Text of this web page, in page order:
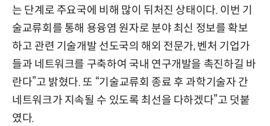
는 단계로 주요국에 비해 많이 뒤처진 상태이다. 이번 기
술교류회를 통해 용융염 원자로 분야 최신 정보를 확보
하고 관련 기술개발 선도국의 해외 전문가, 벤처 기업가
들과 네트워크를 구축하여 국내 연구개발을 촉진하길 바
란다”고 밝혔다. 또 “기술교류회 종료 후 과학기술자 간
네트워크가 지속될 수 있도록 최선을 다하겠다”고 덧붙
였다.